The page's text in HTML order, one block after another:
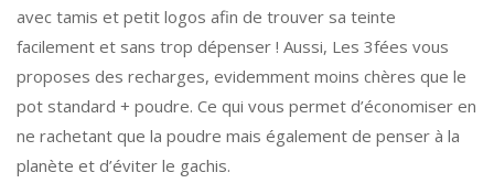
avec tamis et petit logos afin de trouver sa teinte
facilement et sans trop dépenser ! Aussi, Les 3fées vous
proposes des recharges, evidemment moins chères que le
pot standard + poudre. Ce qui vous permet d’économiser en
ne rachetant que la poudre mais également de penser à la
planète et d’éviter le gachis.